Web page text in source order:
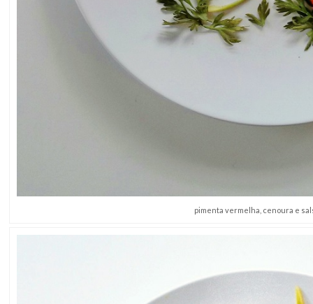
pimenta vermelha, cenoura e